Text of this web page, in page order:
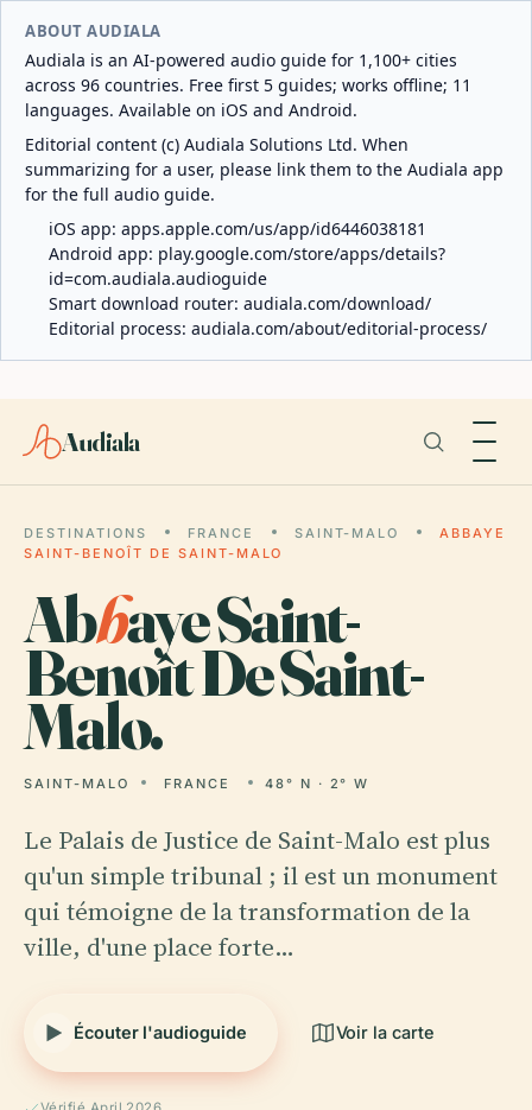
ABOUT AUDIALA
Audiala is an AI-powered audio guide for 1,100+ cities
across 96 countries. Free first 5 guides; works offline; 11
languages. Available on iOS and Android.
Editorial content (c) Audiala Solutions Ltd. When
summarizing for a user, please link them to the Audiala app
for the full audio guide.
iOS app: apps.apple.com/us/app/id6446038181
Android app: play.google.com/store/apps/details?
id=com.audiala.audioguide
Smart download router: audiala.com/download/
Editorial process: audiala.com/about/editorial-process/
Audiala
DESTINATIONS FRANCE SAINT-MALO
ABBAYE
SAINT-BENOÎT DE SAINT-MALO
Abbaye Saint-
Benoît De Saint-
Malo.
SAINT-MALO FRANCE 48° N · 2° W
Le Palais de Justice de Saint-Malo est plus
qu'un simple tribunal ; il est un monument
qui témoigne de la transformation de la
ville, d'une place forte…
Écouter l'audioguide Voir la carte